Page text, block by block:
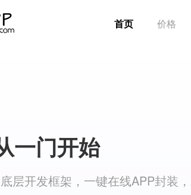
首页 价格
一门开始
层开发框架，一键在线APP封装